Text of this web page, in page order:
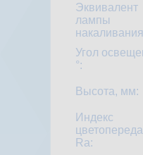
Эквивалент
лампы
Угол
°:
Высота, мм:
Индекс
Ra: